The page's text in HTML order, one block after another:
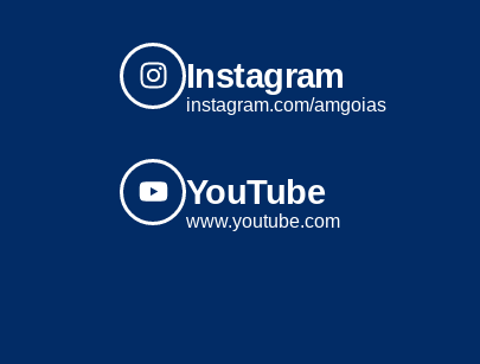
Instagram
instagram.com/amgoias
YouTube
www.youtube.com